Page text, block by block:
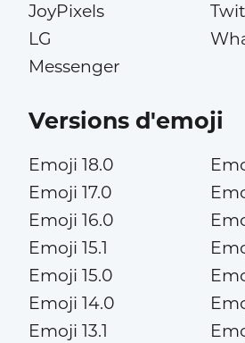
JoyPixels
LG
Messenger
Versions d'emoji
Emoji 18.0
Emoji 17.0
Emoji 16.0
Emoji 15.1
Emoji 15.0
Emoji 14.0
Emoji 13.1